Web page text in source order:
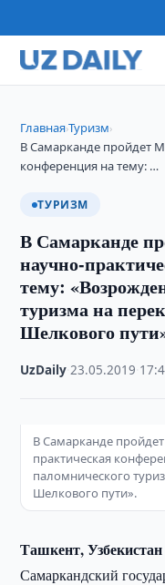
Главная›Туризм›
В Самарканде пройдет
конференция на тему: …
ТУРИЗМ
В Самарканде
научно-
тему:
туризма на
Шелкового
UzDaily ·23.05.2019
В Самарканде
практическая
паломнического
Шелкового пути».
Ташкент,
Самаркандский